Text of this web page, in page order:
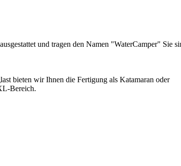
und tragen den Namen "WaterCamper" Sie
bieten wir Ihnen die Fertigung als Katamaran oder
Bereich.